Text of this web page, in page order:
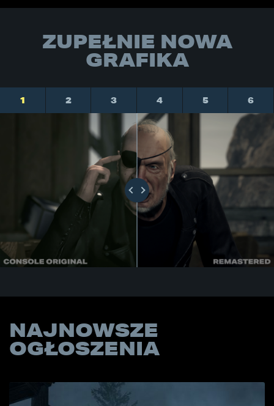
ZUPEŁNIE NOWA
GRAFIKA
1 2 3 4 5 6
NAJNOWSZE
OGŁOSZENIA